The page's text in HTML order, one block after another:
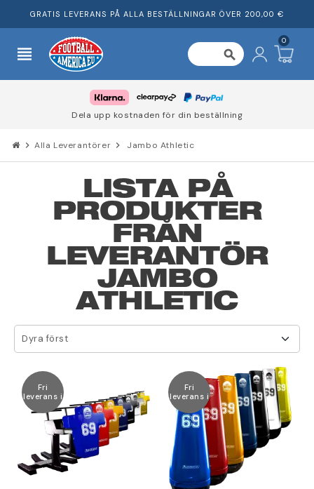
GRATIS LEVERANS PÅ ALLA BESTÄLLNINGAR ÖVER 200,00 €
view_headline search
0
Dela upp kostnaden för din beställning
chevron_right Alla Leverantörer chevron_right Jambo Athletic
LISTA PÅ
PRODUKTER
FRÅN
LEVERANTÖR
JAMBO
ATHLETIC
Dyra först
Fri
leverans i
Fri
leverans i